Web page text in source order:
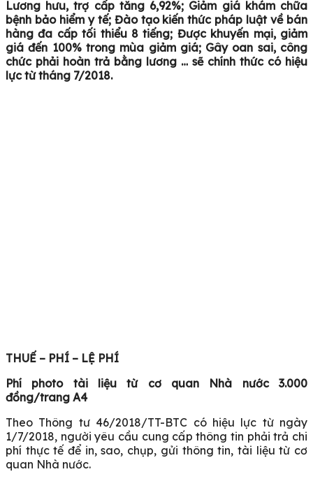
Lương hưu, trợ cấp tăng 6,92%; Giảm giá khám chữa
bệnh bảo hiểm y tế; Đào tạo kiến thức pháp luật về bán
hàng đa cấp tối thiểu 8 tiếng; Được khuyến mại, giảm
giá đến 100% trong mùa giảm giá; Gây oan sai, công
chức phải hoàn trả bằng lương … sẽ chính thức có hiệu
lực từ tháng 7/2018.
THUẾ – PHÍ – LỆ PHÍ
Phí photo tài liệu từ cơ quan Nhà nước 3.000
đồng/trang A4
Theo Thông tư 46/2018/TT-BTC có hiệu lực từ ngày
1/7/2018, người yêu cầu cung cấp thông tin phải trả chi
phí thực tế để in, sao, chụp, gửi thông tin, tài liệu từ cơ
quan Nhà nước.